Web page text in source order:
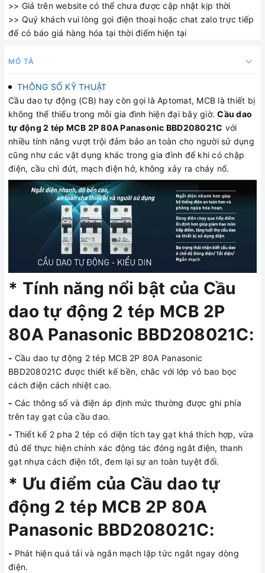
>> Giá trên website có thể chưa được cập nhật kịp thời
>> Quý khách vui lòng gọi điện thoại hoặc chat zalo trực tiếp
để có báo giá hàng hóa tại thời điểm hiện tại
MÔ TẢ
THÔNG SỐ KỸ THUẬT
Cầu dao tự động (CB) hay còn gọi là Aptomat, MCB là thiết bị
không thể thiếu trong mỗi gia đình hiện đại bây giờ.Cầu dao
tự động 2 tép MCB 2P 80A Panasonic BBD208021C với
nhiều tính năng vượt trội đảm bảo an toàn cho người sử dụng
cũng như các vật dụng khác trong gia đình để khi có chập
điện, cầu chì đứt, mạch điện hở, không xảy ra cháy nổ.
* Tính năng nổi bật của Cầu
dao tự động 2 tép MCB 2P
80A Panasonic BBD208021C:
- Cầu dao tự động 2 tép MCB 2P 80A Panasonic
BBD208021C được thiết kế bền, chắc với lớp vỏ bao bọc
cách điện cách nhiệt cao.
- Các thông số và điện áp định mức thường được ghi phía
trên tay gạt của cầu dao.
- Thiết kế 2 pha 2 tép có diện tích tay gạt khá thích hợp, vừa
đủ để thực hiện chính xác động tác đóng ngắt điện, thanh
gạt nhựa cách điện tốt, đem lại sự an toàn tuyệt đối.
* Ưu điểm của Cầu dao tự
động 2 tép MCB 2P 80A
Panasonic BBD208021C:
- Phát hiện quá tải và ngắn mạch lập tức ngắt ngay dòng
điện.